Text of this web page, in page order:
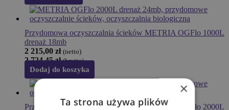
Przydomowa oczyszczalnia ścieków METRIA OGFlo 1000L
drenaż 18mb
2 215,00 zł (netto)
2 724,45zł (brutto)
Dodaj do koszyka
Przydomowa oczyszczalnia ścieków METRIA OGFlo 2000L
×
Ta strona używa plików